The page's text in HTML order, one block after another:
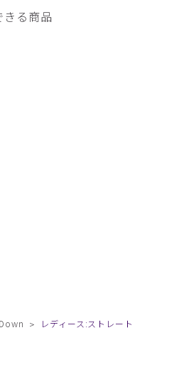
きる商品
レディース:ストレート